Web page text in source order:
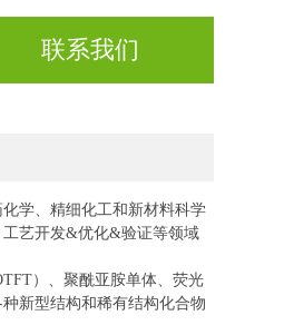
联系我们
学、精细化工和新材料科学
艺开发&优化&验证等领域
）、聚酰亚胺单体、荧光
新型结构和稀有结构化合物